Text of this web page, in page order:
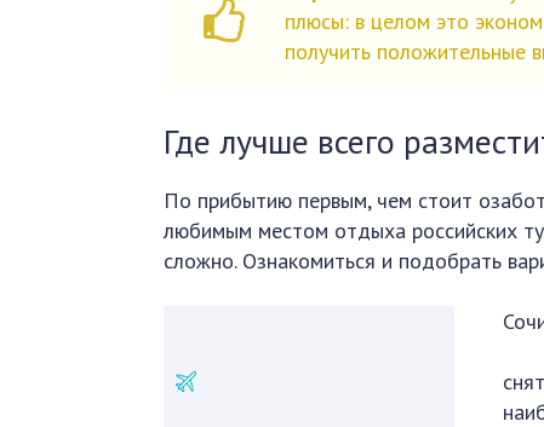
плюсы: в целом это
получить положительные
Где лучше всего
По прибытию первым, чем стоит
любимым местом отдыха российских
сложно. Ознакомиться и подобрать